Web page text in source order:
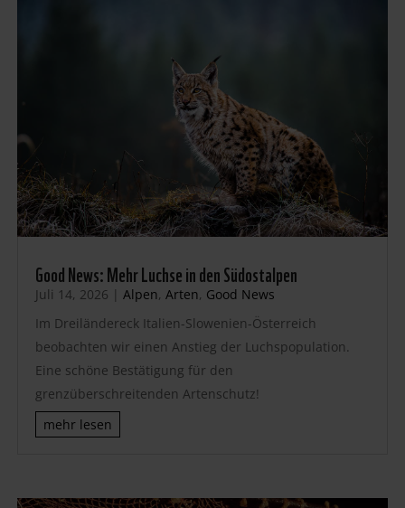
Good News: Mehr Luchse in den Südostalpen
Juli 14, 2026 | Alpen, Arten, Good News
Im Dreiländereck Italien-Slowenien-Österreich
beobachten wir einen Anstieg der Luchspopulation.
Eine schöne Bestätigung für den
grenzüberschreitenden Artenschutz!
mehr lesen